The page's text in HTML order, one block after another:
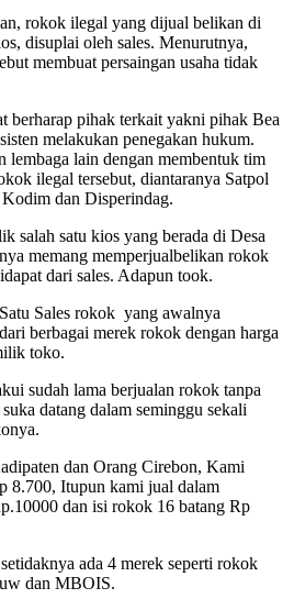
rokok ilegal yang dijual belikan di
disuplai oleh sales. Menurutnya,
membuat persaingan usaha tidak
berharap pihak terkait yakni pihak Bea
melakukan penegakan hukum.
lembaga lain dengan membentuk tim
ilegal tersebut, diantaranya Satpol
dan Disperindag.
salah satu kios yang berada di Desa
memang memperjualbelikan rokok
dari sales. Adapun took.
Sales rokok yang awalnya
berbagai merek rokok dengan harga
toko.
sudah lama berjualan rokok tanpa
datang dalam seminggu sekali
dan Orang Cirebon, Kami
8.700, Itupun kami jual dalam
dan isi rokok 16 batang Rp
ada 4 merek seperti rokok
dan MBOIS.